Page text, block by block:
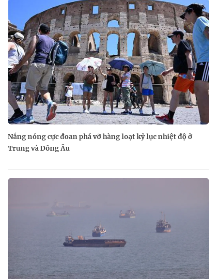
Nắng nóng cực đoan phá vỡ hàng loạt kỷ lục nhiệt độ ở
Trung và Đông Âu